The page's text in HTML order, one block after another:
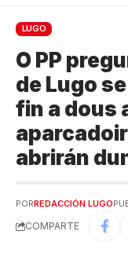
LUGO
O PP
de Lugo se
fin a dous
abrirán
PORREDACCIÓN LUGO
COMPARTE